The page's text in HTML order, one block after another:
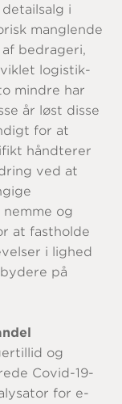
i
manglende
bedrageri,
logistik-
mindre har
år løst disse
for at
håndterer
ved at
og
at fastholde
i lighed
på
og
Covid-19-
for e-